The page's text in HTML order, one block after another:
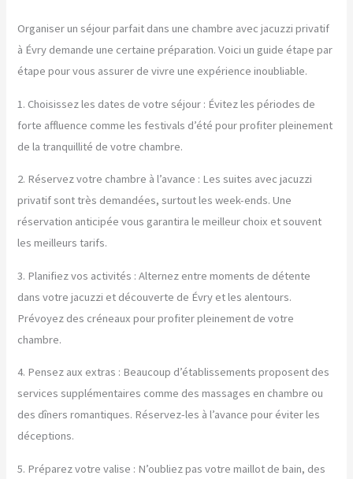
Organiser un séjour parfait dans une chambre avec jacuzzi privatif
à Évry demande une certaine préparation. Voici un guide étape par
étape pour vous assurer de vivre une expérience inoubliable.
1. Choisissez les dates de votre séjour : Évitez les périodes de
forte affluence comme les festivals d’été pour profiter pleinement
de la tranquillité de votre chambre.
2. Réservez votre chambre à l’avance : Les suites avec jacuzzi
privatif sont très demandées, surtout les week-ends. Une
réservation anticipée vous garantira le meilleur choix et souvent
les meilleurs tarifs.
3. Planifiez vos activités : Alternez entre moments de détente
dans votre jacuzzi et découverte de Évry et les alentours.
Prévoyez des créneaux pour profiter pleinement de votre
chambre.
4. Pensez aux extras : Beaucoup d’établissements proposent des
services supplémentaires comme des massages en chambre ou
des dîners romantiques. Réservez-les à l’avance pour éviter les
déceptions.
5. Préparez votre valise : N’oubliez pas votre maillot de bain, des